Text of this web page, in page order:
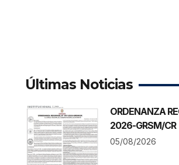
Últimas Noticias
ORDENANZA
2026-GRSM/CR
05/08/2026